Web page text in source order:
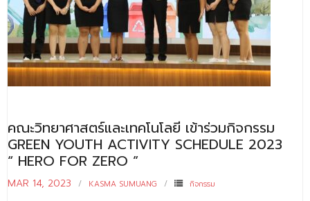
คณะวิทยาศาสตร์และเทคโนโลยี เข้าร่วมกิจกรรม
GREEN YOUTH ACTIVITY SCHEDULE 2023
“ HERO FOR ZERO ”
MAR 14, 2023 KASMA SUMUANG กิจกรรม